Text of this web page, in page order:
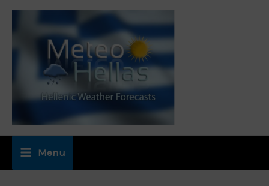
Μετάβαση
περιεχόμενο
Menu